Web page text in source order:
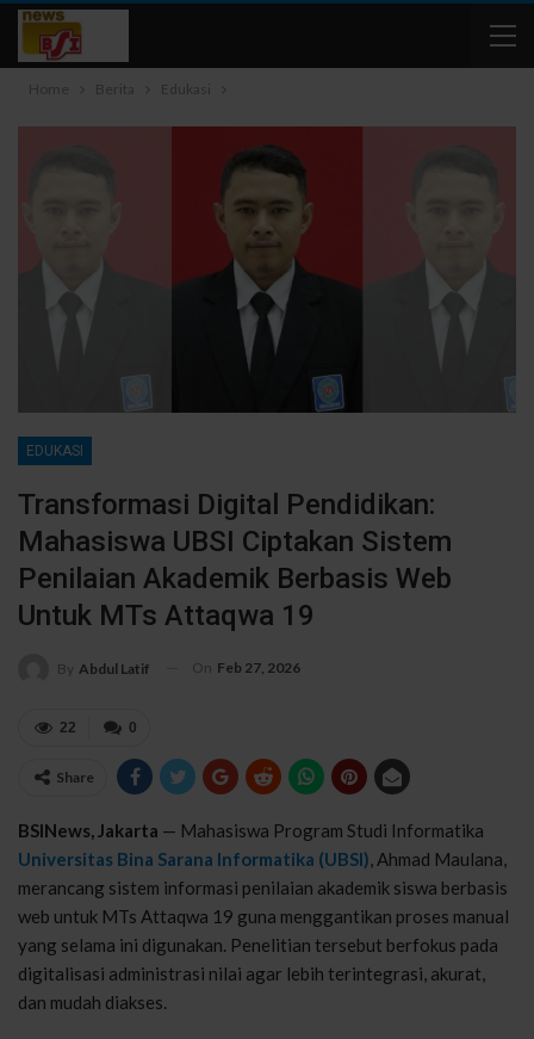
Home Berita Edukasi
EDUKASI
Transformasi Digital Pendidikan:
Mahasiswa UBSI Ciptakan Sistem
Penilaian Akademik Berbasis Web
Untuk MTs Attaqwa 19
By Abdul Latif On Feb 27, 2026
0
22
Share
BSINews, Jakarta — Mahasiswa Program Studi Informatika
Universitas Bina Sarana Informatika (UBSI), Ahmad Maulana,
merancang sistem informasi penilaian akademik siswa berbasis
web untuk MTs Attaqwa 19 guna menggantikan proses manual
yang selama ini digunakan. Penelitian tersebut berfokus pada
digitalisasi administrasi nilai agar lebih terintegrasi, akurat,
dan mudah diakses.